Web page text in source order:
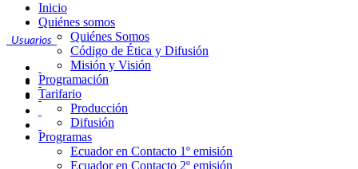
Usuarios
Inicio
Quiénes somos
Quiénes Somos
Código de Ética y Difusión
Misión y Visión
Programación
Tarifario
Producción
Difusión
Programas
Ecuador en Contacto 1º emisión
Ecuador en Contacto 2º emisión